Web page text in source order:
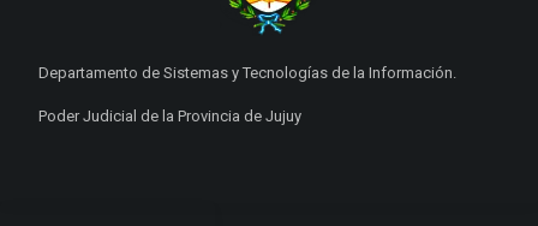
Departamento de Sistemas y Tecnologías de la Información.
Poder Judicial de la Provincia de Jujuy